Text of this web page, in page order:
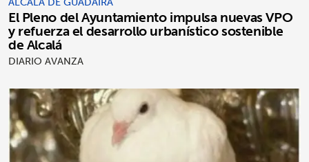
El Pleno del Ayuntamiento impulsa nuevas VPO
y refuerza el desarrollo urbanístico sostenible
de Alcalá
DIARIO AVANZA